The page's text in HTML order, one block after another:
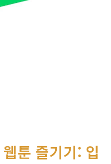
툰 즐기기: 입